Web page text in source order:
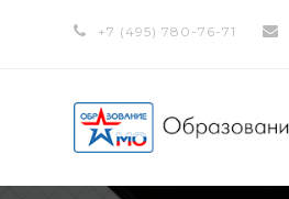
+7 (495) 780-76-71